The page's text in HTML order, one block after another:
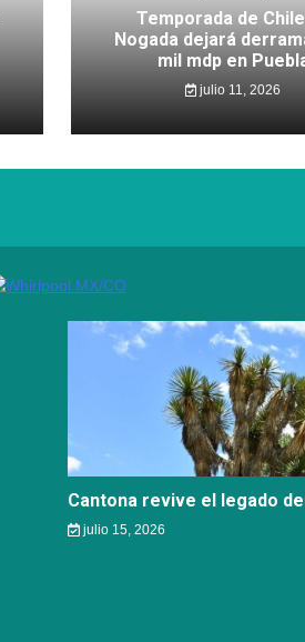
Temporada de
Nogada dejará
mil mdp en
julio 11, 2026
Cantona revive el legado
julio 15, 2026